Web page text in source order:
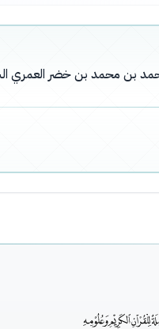
بن محمد بن خضر العمري